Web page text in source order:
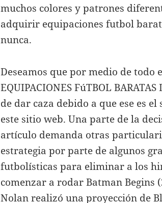
muchos colores y patrones
adquirir equipaciones futbol
nunca.
Deseamos que por medio de todo
EQUIPACIONES FúTBOL
de dar caza debido a que ese es
este sitio web. Una parte de la
artículo demanda otras
estrategia por parte de algunos
futbolísticas para eliminar a los
comenzar a rodar Batman
Nolan realizó una proyección de